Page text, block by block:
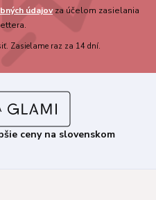
údajovza účelom zasielania
Zasielame raz za 14 dní.